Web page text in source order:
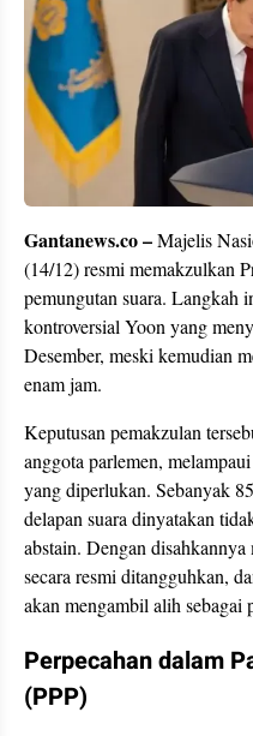
Gantanews.co –Majelis
(14/12) resmi memakzulkan
pemungutan suara. Langkah
kontroversial Yoon yang
Desember, meski kemudian
enam jam.
Keputusan pemakzulan
anggota parlemen,
yang diperlukan. Sebanyak
delapan suara dinyatakan
abstain. Dengan
secara resmi ditangguhkan,
akan mengambil alih sebagai
Perpecahan dalam
(PPP)